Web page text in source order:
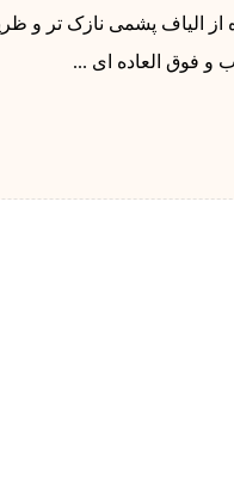
الیاف پشمی نازک تر و
و فوق العاده ای ...